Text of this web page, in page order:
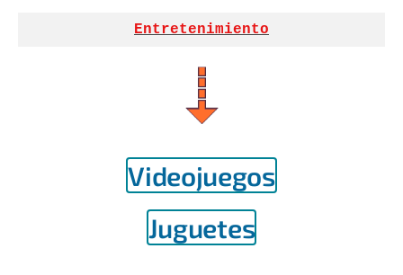
Entretenimiento
Videojuegos
Juguetes